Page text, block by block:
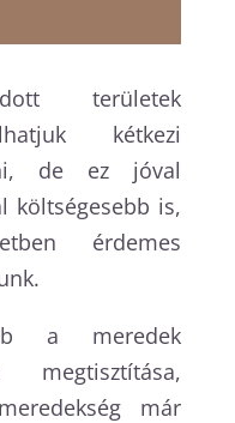
területek
kétkezi
de ez jóval
költségesebb is,
érdemes
a meredek
megtisztítása,
már